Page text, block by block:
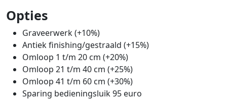
Opties
Graveerwerk (+10%)
Antiek finishing/gestraald (+15%)
Omloop 1 t/m 20 cm (+20%)
Omloop 21 t/m 40 cm (+25%)
Omloop 41 t/m 60 cm (+30%)
Sparing bedieningsluik 95 euro